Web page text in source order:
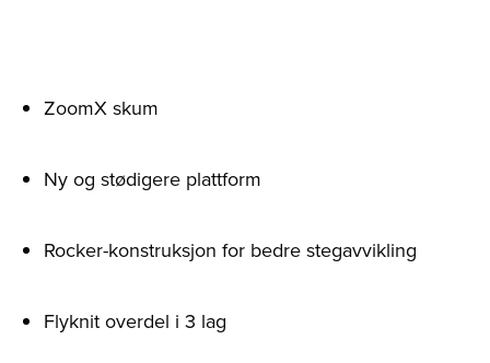
ZoomX skum
Ny og stødigere plattform
Rocker-konstruksjon for bedre stegavvikling
Flyknit overdel i 3 lag